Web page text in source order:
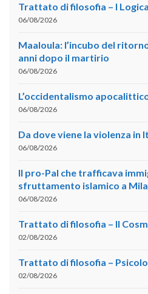
Trattato di filosofia – I
06/08/2026
Maaloula: l’incubo del
anni dopo il martirio
06/08/2026
L’occidentalismo
06/08/2026
Da dove viene la violenza in
06/08/2026
Il pro-Pal che trafficava
sfruttamento islamico a
06/08/2026
Trattato di filosofia – II
02/08/2026
Trattato di filosofia –
02/08/2026